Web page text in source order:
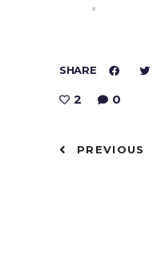
SHARE
2 0
PREVIOUS